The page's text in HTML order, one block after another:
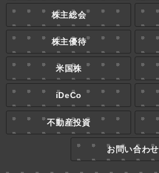
株主総会
株主優待
米国株
iDeCo
不動産投資
お問い合わせ